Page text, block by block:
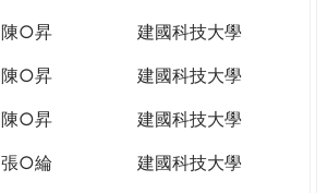
陳○昇
建國科技大學
陳○昇
建國科技大學
陳○昇
建國科技大學
張○綸
建國科技大學